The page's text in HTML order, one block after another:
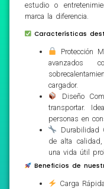
estudio o
marca la diferencia.
Características
Protección
avanzados
cargador.
Diseño
transportar.
personas en
Durabilidad
de alta
una vida útil
Beneficios de
Carga